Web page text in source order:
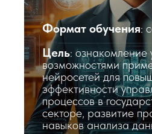
Формат обучения:
Цель: ознакомление
возможностями
нейросетей для
эффективности
процессов в
секторе, развитие
навыков анализа